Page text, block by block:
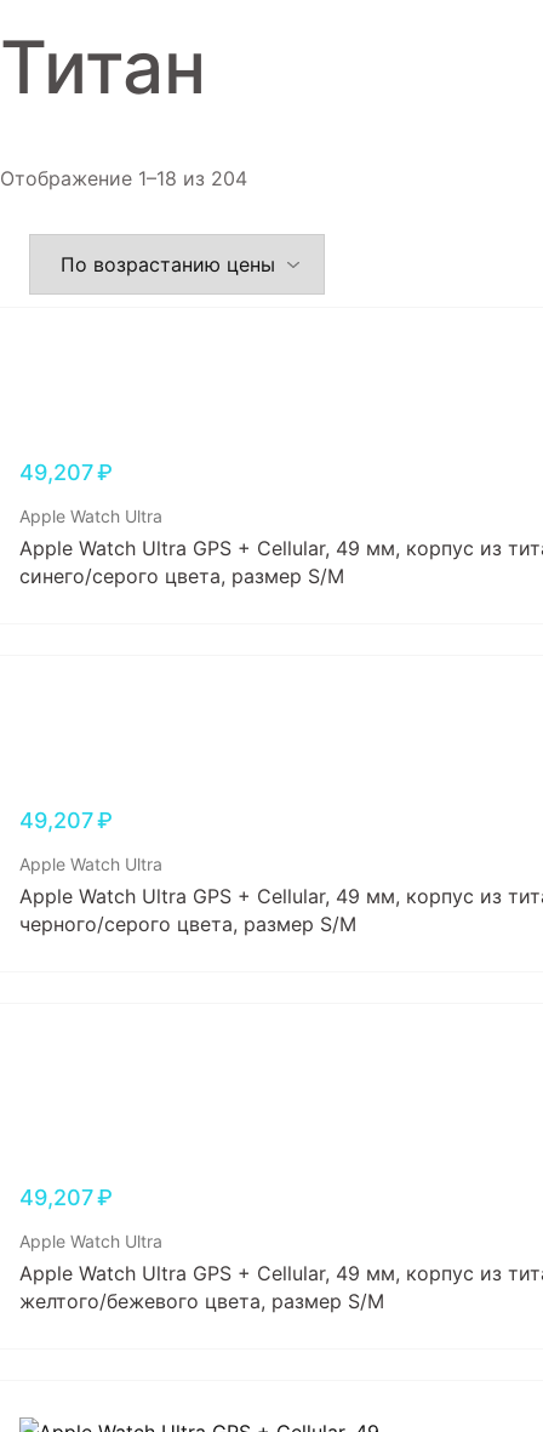
Аксессуары
Титан
Отображение 1–18 из 204
49,207₽
Apple Watch Ultra
Apple Watch Ultra GPS + Cellular, 49 мм, корпус из
синего/серого цвета, размер S/M
49,207₽
Apple Watch Ultra
Apple Watch Ultra GPS + Cellular, 49 мм, корпус из
черного/серого цвета, размер S/M
49,207₽
Apple Watch Ultra
Apple Watch Ultra GPS + Cellular, 49 мм, корпус из
желтого/бежевого цвета, размер S/M